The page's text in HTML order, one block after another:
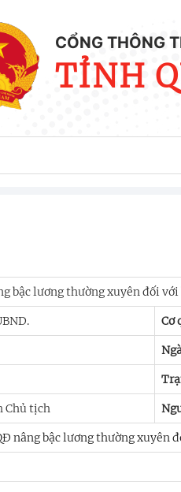
CỔNG THÔNG
TỈNH
bậc lương thường xuyên đối
Cơ
Chủ tịch
nâng bậc lương thường xuyên